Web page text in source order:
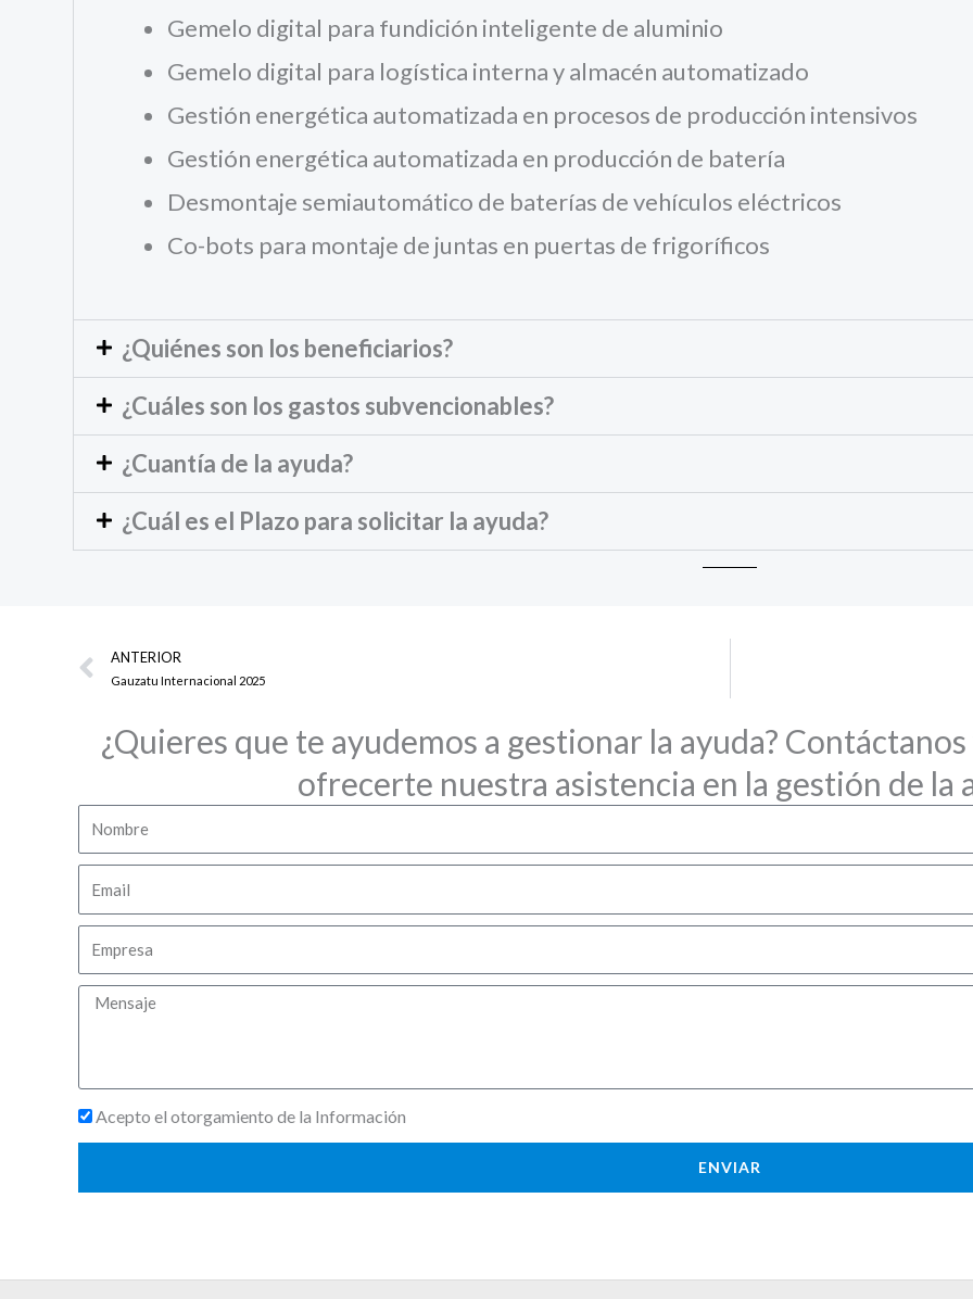
Gemelo digital para fundición inteligente de aluminio
Gemelo digital para logística interna y almacén automatizado
Gestión energética automatizada en procesos de producción intensivos
Gestión energética automatizada en producción de batería
Desmontaje semiautomático de baterías de vehículos eléctricos
Co-bots para montaje de juntas en puertas de frigoríficos
¿Quiénes son los beneficiarios?
¿Cuáles son los gastos subvencionables?
¿Cuantía de la ayuda?
¿Cuál es el Plazo para solicitar la ayuda?
Prev
ANTERIOR
Gauzatu Internacional 2025
¿Quieres que te ayudemos a gestionar la ayuda?
ofrecerte nuestra asistencia en la gestión de la
Nombre
Email
Empresa
Mensaje
Mensaje
Acepto el otorgamiento de la Información
ENVIAR